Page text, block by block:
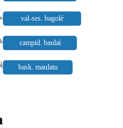
val-ses. bagolé
campid. baulaí
bask. maulatu